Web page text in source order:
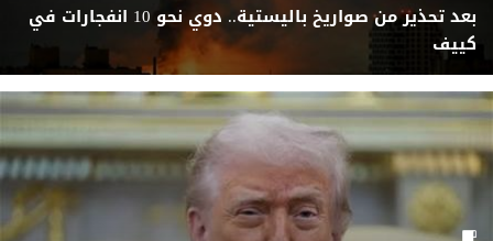
بعد تحذير من صواريخ باليستية.. دوي نحو 10 انفجارات في
كييف